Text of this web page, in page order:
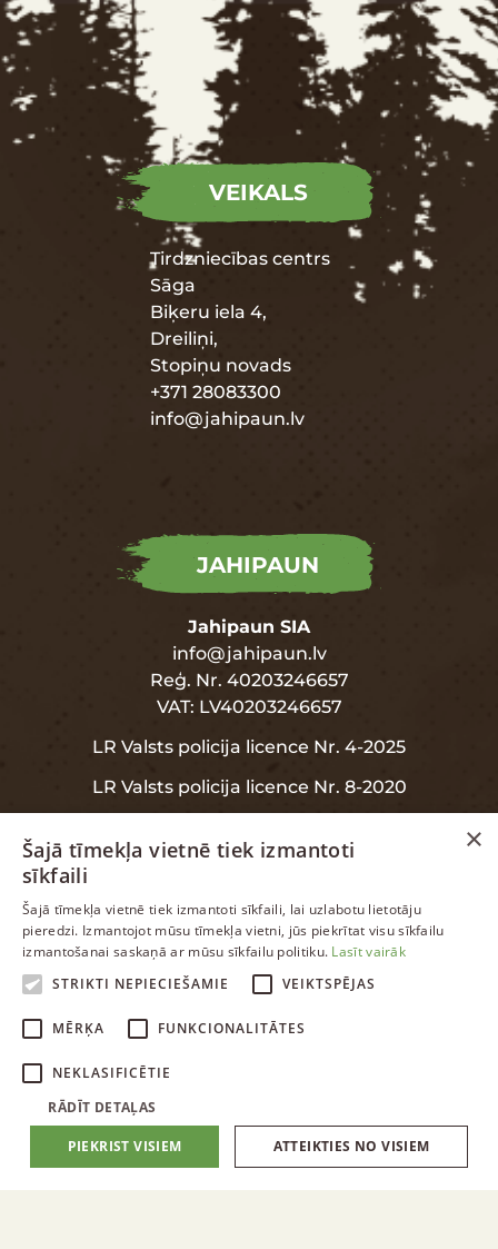
VEIKALS
Tirdzniecības centrs
Sāga
Biķeru iela 4,
Dreiliņi,
Stopiņu novads
+371 28083300
info@jahipaun.lv
JAHIPAUN
Jahipaun SIA
info@jahipaun.lv
Reģ. Nr. 40203246657
VAT: LV40203246657
LR Valsts policija licence Nr. 4-2025
LR Valsts policija licence Nr. 8-2020
INFORMĀCIJA
Garantija
Datu aizsardzība
ENGLISH
×
Šajā tīmekļa vietnē tiek izmantoti
sīkfaili
Šajā tīmekļa vietnē tiek izmantoti sīkfaili, lai uzlabotu lietotāju
pieredzi. Izmantojot mūsu tīmekļa vietni, jūs piekrītat visu sīkfailu
izmantošanai saskaņā ar mūsu sīkfailu politiku. Lasīt vairāk
STRIKTI NEPIECIEŠAMIE
VEIKTSPĒJAS
MĒRĶA FUNKCIONALITĀTES
NEKLASIFICĒTIE
RĀDĪT DETAĻAS
PIEKRIST VISIEM ATTEIKTIES NO VISIEM